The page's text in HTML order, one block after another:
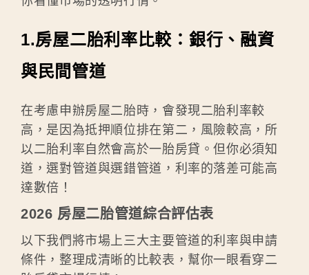
1.房屋二胎利率比較：銀行、融資
與民間管道
在考慮申辦房屋二胎時，會發現二胎利率較
高，是因為抵押順位排在第二，風險較高，所
以二胎利率自然會高於一胎房貸。但你必須知
道，選對管道與選錯管道，利率的落差可能高
達數倍！
2026 房屋二胎管道綜合評估表
以下我們將市場上三大主要管道的利率與申請
條件，整理成清晰的比較表，幫你一眼看穿二